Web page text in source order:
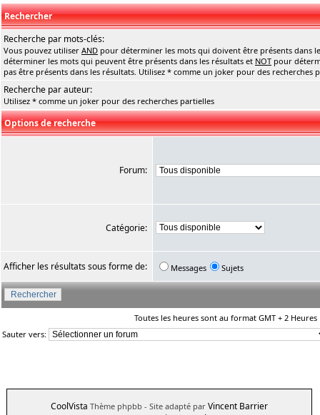
Rechercher
Recherche par mots-clés:
Vous pouvez utiliser AND pour déterminer les mots qui doivent être présents dans
déterminer les mots qui peuvent être présents dans les résultats et NOT pour
pas être présents dans les résultats. Utilisez * comme un joker pour des recherches
Recherche par auteur:
Utilisez * comme un joker pour des recherches partielles
Options de recherche
Forum:
Catégorie:
Afficher les résultats sous forme de: Messages Sujets
Toutes les heures sont au format GMT + 2 Heures
Sauter vers:
CoolVista Thème phpbb - Site adapté par Vincent Barrier